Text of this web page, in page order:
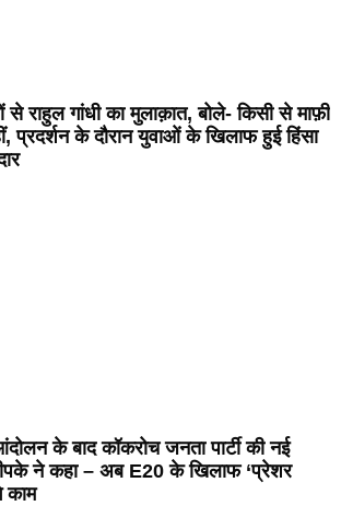
से राहुल गांधी का मुलाक़ात, बोले- किसी से माफ़ी
प्रदर्शन के दौरान युवाओं के खिलाफ हुई हिंसा
के बाद कॉकरोच जनता पार्टी की नई
ने कहा – अब E20 के खिलाफ ‘प्रेशर
काम